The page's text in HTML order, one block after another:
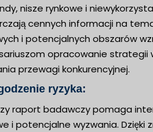
nisze rynkowe i
cennych informacji na
i potencjalnych obszarów
opracowanie strategii
przewagi konkurencyjnej.
ryzyka:
raport badawczy pomaga
i potencjalne wyzwania. Dzięki